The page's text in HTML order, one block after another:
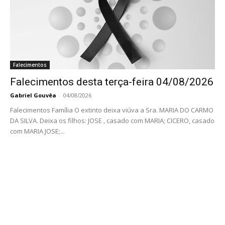
Falecimentos
Falecimentos desta terça-feira 04/08/2026
Gabriel Gouvêa - 04/08/2026
Falecimentos Família O extinto deixa viúva a Sra. MARIA DO CARMO
DA SILVA. Deixa os filhos: JOSE , casado com MARIA; CICERO, casado
com MARIA JOSE;...